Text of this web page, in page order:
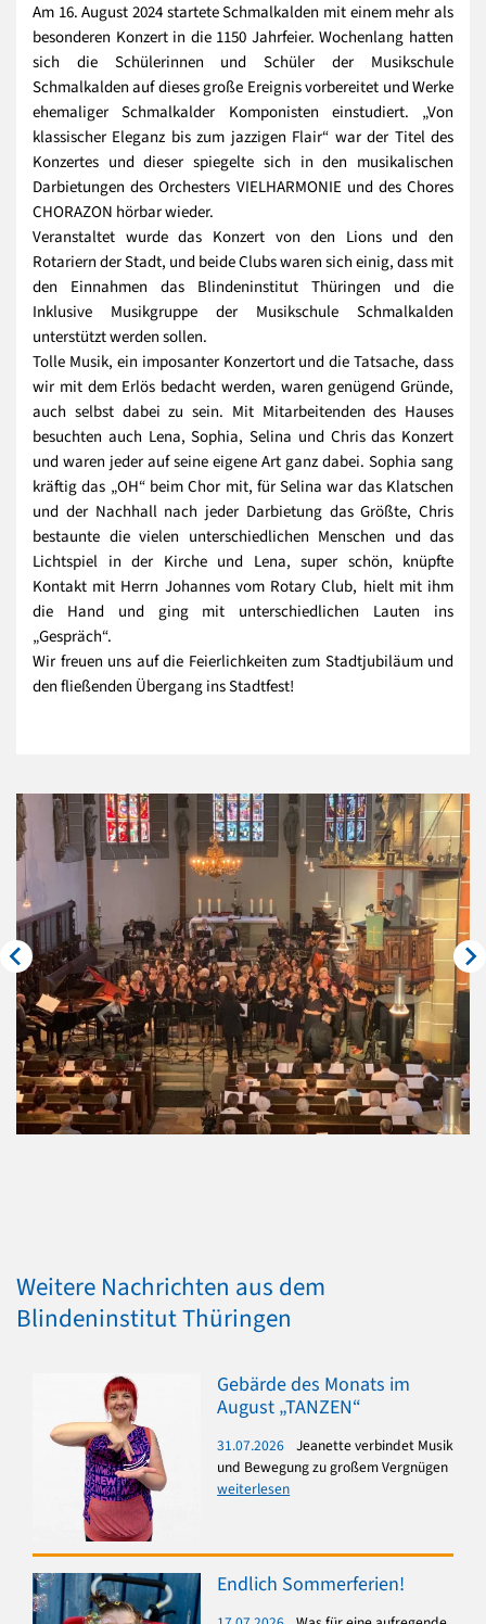
Am 16. August 2024 startete Schmalkalden mit einem mehr als
besonderen Konzert in die 1150 Jahrfeier. Wochenlang hatten
sich die Schülerinnen und Schüler der Musikschule
Schmalkalden auf dieses große Ereignis vorbereitet und Werke
ehemaliger Schmalkalder Komponisten einstudiert. „Von
klassischer Eleganz bis zum jazzigen Flair“ war der Titel des
Konzertes und dieser spiegelte sich in den musikalischen
Darbietungen des Orchesters VIELHARMONIE und des Chores
CHORAZON hörbar wieder.
Veranstaltet wurde das Konzert von den Lions und den
Rotariern der Stadt, und beide Clubs waren sich einig, dass mit
den Einnahmen das Blindeninstitut Thüringen und die
Inklusive Musikgruppe der Musikschule Schmalkalden
unterstützt werden sollen.
Tolle Musik, ein imposanter Konzertort und die Tatsache, dass
wir mit dem Erlös bedacht werden, waren genügend Gründe,
auch selbst dabei zu sein. Mit Mitarbeitenden des Hauses
besuchten auch Lena, Sophia, Selina und Chris das Konzert
und waren jeder auf seine eigene Art ganz dabei. Sophia sang
kräftig das „OH“ beim Chor mit, für Selina war das Klatschen
und der Nachhall nach jeder Darbietung das Größte, Chris
bestaunte die vielen unterschiedlichen Menschen und das
Lichtspiel in der Kirche und Lena, super schön, knüpfte
Kontakt mit Herrn Johannes vom Rotary Club, hielt mit ihm
die Hand und ging mit unterschiedlichen Lauten ins
„Gespräch“.
Wir freuen uns auf die Feierlichkeiten zum Stadtjubiläum und
den fließenden Übergang ins Stadtfest!
Weitere Nachrichten aus dem
Blindeninstitut Thüringen
Gebärde des Monats im
August „TANZEN“
31.07.2026 Jeanette verbindet Musik
und Bewegung zu großem Vergnügen
weiterlesen
Endlich Sommerferien!